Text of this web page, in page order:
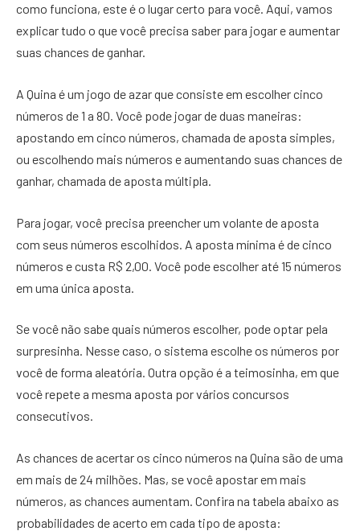
como funciona, este é o lugar certo para você. Aqui, vamos
explicar tudo o que você precisa saber para jogar e aumentar
suas chances de ganhar.
A Quina é um jogo de azar que consiste em escolher cinco
números de 1 a 80. Você pode jogar de duas maneiras:
apostando em cinco números, chamada de aposta simples,
ou escolhendo mais números e aumentando suas chances de
ganhar, chamada de aposta múltipla.
Para jogar, você precisa preencher um volante de aposta
com seus números escolhidos. A aposta mínima é de cinco
números e custa R$ 2,00. Você pode escolher até 15 números
em uma única aposta.
Se você não sabe quais números escolher, pode optar pela
surpresinha. Nesse caso, o sistema escolhe os números por
você de forma aleatória. Outra opção é a teimosinha, em que
você repete a mesma aposta por vários concursos
consecutivos.
As chances de acertar os cinco números na Quina são de uma
em mais de 24 milhões. Mas, se você apostar em mais
números, as chances aumentam. Confira na tabela abaixo as
probabilidades de acerto em cada tipo de aposta: